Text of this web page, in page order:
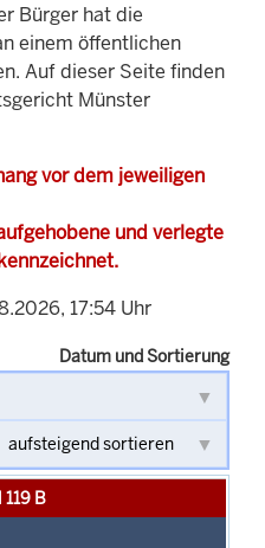
Bürger hat die
einem öffentlichen
Auf dieser Seite finden
Münster
vor dem jeweiligen
und verlegte
17:54 Uhr
Datum und Sortierung
B